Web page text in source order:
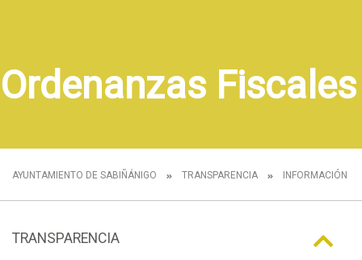
Ordenanzas Fiscales
AYUNTAMIENTO DE SABIÑÁNIGO TRANSPARENCIA INFORMACIÓN
TRANSPARENCIA